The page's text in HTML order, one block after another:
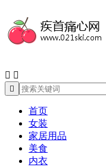
 

首页
女装
家居用品
美食
内衣